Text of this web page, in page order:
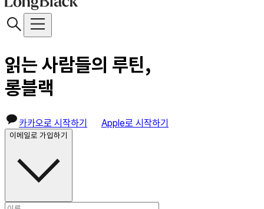
읽는 사람들의 루틴,
롱블랙
카카오로 시작하기 Apple로 시작하기
이메일로 가입하기